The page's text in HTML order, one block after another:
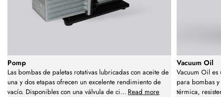
Pomp
Las bombas de paletas rotativas lubricadas con aceite de
una y dos etapas ofrecen un excelente rendimiento de
vacío. Disponibles con una válvula de ci... Read more
Vacuum Oil
Vacuum Oil
para bombas
térmica,